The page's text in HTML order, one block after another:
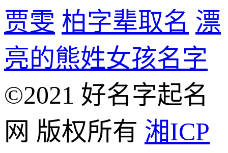
贾雯 柏字辈取名 漂
亮的熊姓女孩名字
©2021 好名字起名
网 版权所有 湘ICP